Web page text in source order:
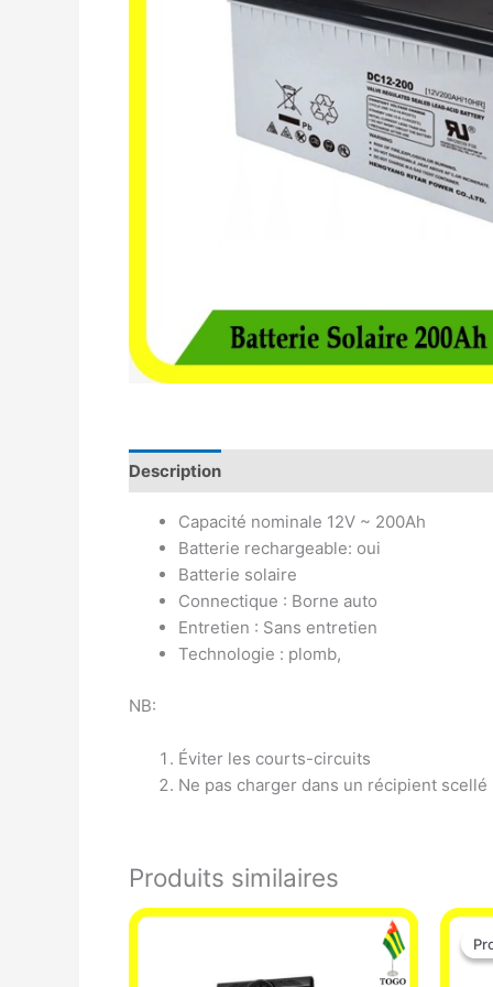
Description
Capacité nominale 12V ~ 200Ah
Batterie rechargeable: oui
Batterie solaire
Connectique : Borne auto
Entretien : Sans entretien
Technologie : plomb,
NB:
Éviter les courts-circuits
Ne pas charger dans un récipient scellé
Produits similaires